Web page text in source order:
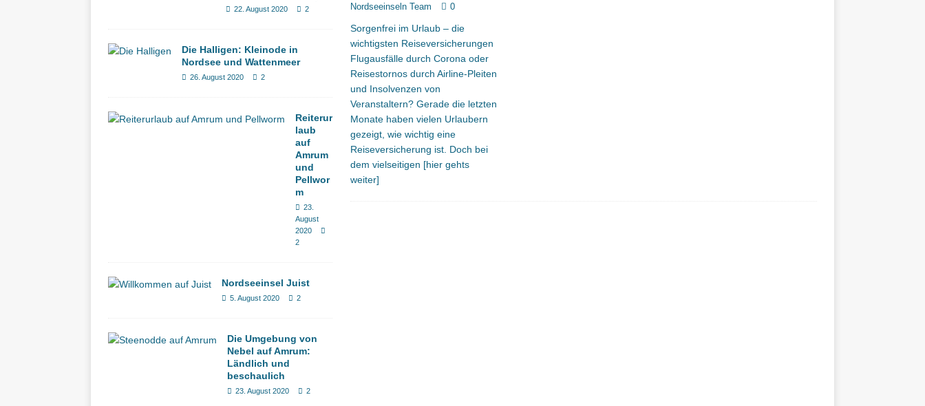
Nordseeinseln Team
0
Sorgenfrei im Urlaub – die
wichtigsten Reiseversicherungen
Flugausfälle durch Corona oder
Reisestornos durch Airline-Pleiten
und Insolvenzen von
Veranstaltern? Gerade die letzten
Monate haben vielen Urlaubern
gezeigt, wie wichtig eine
Reiseversicherung ist. Doch bei
dem vielseitigen [hier gehts
weiter]
22. August 2020 2
Die Halligen: Kleinode in
Nordsee und Wattenmeer
26. August 2020 2
Reiterur
laub
auf
Amrum
und
Pellwor
m
23.
August
2020
2
Nordseeinsel Juist
5. August 2020 2
Die Umgebung von
Nebel auf Amrum:
Ländlich und
beschaulich
23. August 2020 2